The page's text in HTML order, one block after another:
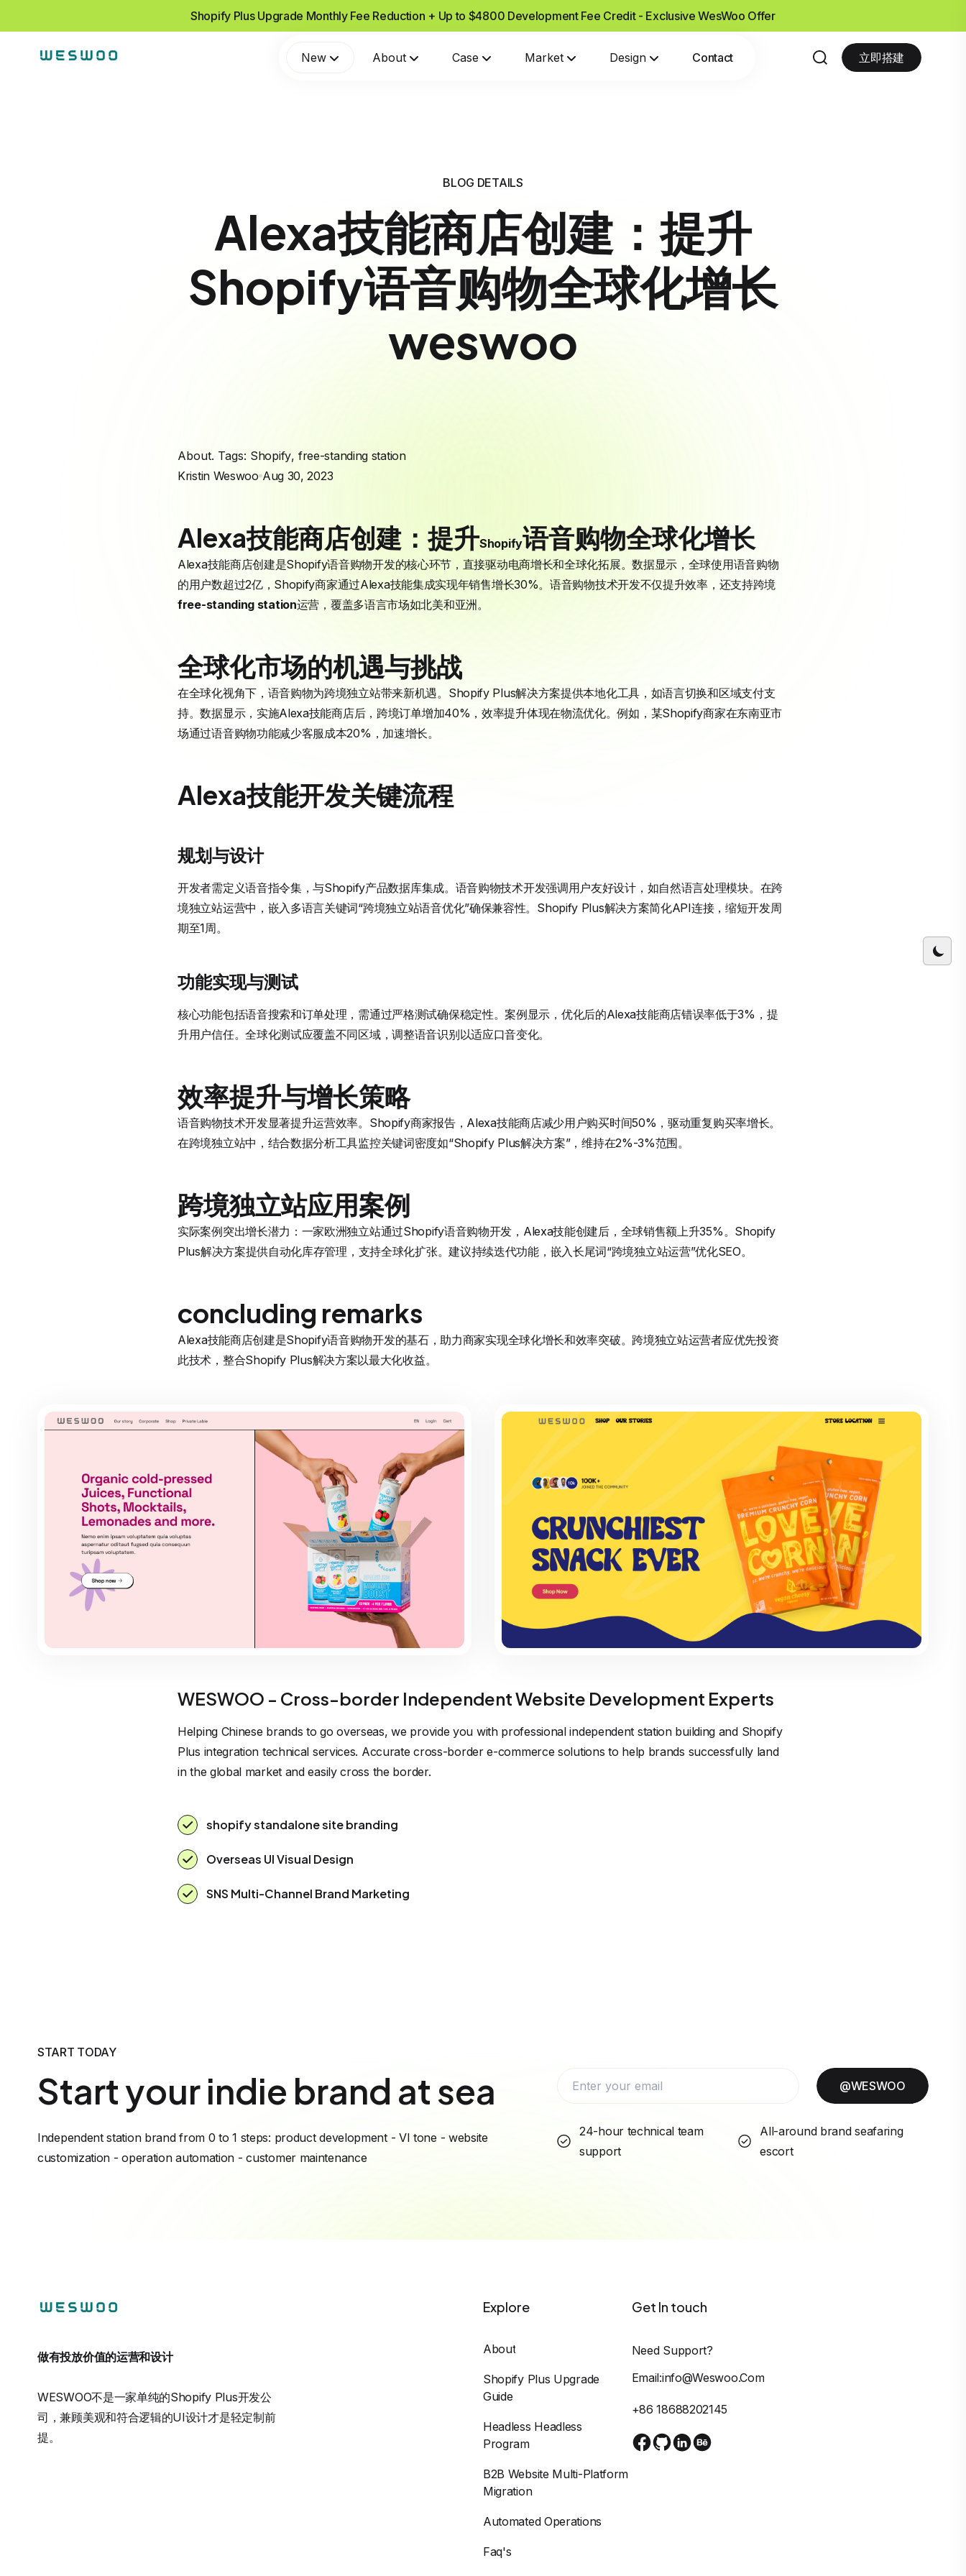
Shopify Plus Upgrade Monthly Fee Reduction + Up to $4800 Development Fee Credit - Exclusive WesWoo Offer
New About Case Market Design Contact 立即搭建
BLOG DETAILS
Alexa技能商店创建：提升
Shopify语音购物全球化增长
weswoo
About. Tags: Shopify, free-standing station
Kristin Weswoo Aug 30, 2023
Alexa技能商店创建：提升Shopify语音购物全球化增长
Alexa技能商店创建是Shopify语音购物开发的核心环节，直接驱动电商增长和全球化拓展。数据显示，全球使用语音购物
的用户数超过2亿，Shopify商家通过Alexa技能集成实现年销售增长30%。语音购物技术开发不仅提升效率，还支持跨境
free-standing station运营，覆盖多语言市场如北美和亚洲。
全球化市场的机遇与挑战
在全球化视角下，语音购物为跨境独立站带来新机遇。Shopify Plus解决方案提供本地化工具，如语言切换和区域支付支
持。数据显示，实施Alexa技能商店后，跨境订单增加40%，效率提升体现在物流优化。例如，某Shopify商家在东南亚市
场通过语音购物功能减少客服成本20%，加速增长。
Alexa技能开发关键流程
规划与设计
开发者需定义语音指令集，与Shopify产品数据库集成。语音购物技术开发强调用户友好设计，如自然语言处理模块。在跨
境独立站运营中，嵌入多语言关键词“跨境独立站语音优化”确保兼容性。Shopify Plus解决方案简化API连接，缩短开发周
期至1周。
功能实现与测试
核心功能包括语音搜索和订单处理，需通过严格测试确保稳定性。案例显示，优化后的Alexa技能商店错误率低于3%，提
升用户信任。全球化测试应覆盖不同区域，调整语音识别以适应口音变化。
效率提升与增长策略
语音购物技术开发显著提升运营效率。Shopify商家报告，Alexa技能商店减少用户购买时间50%，驱动重复购买率增长。
在跨境独立站中，结合数据分析工具监控关键词密度如“Shopify Plus解决方案”，维持在2%-3%范围。
跨境独立站应用案例
实际案例突出增长潜力：一家欧洲独立站通过Shopify语音购物开发，Alexa技能创建后，全球销售额上升35%。Shopify
Plus解决方案提供自动化库存管理，支持全球化扩张。建议持续迭代功能，嵌入长尾词“跨境独立站运营”优化SEO。
concluding remarks
Alexa技能商店创建是Shopify语音购物开发的基石，助力商家实现全球化增长和效率突破。跨境独立站运营者应优先投资
此技术，整合Shopify Plus解决方案以最大化收益。
WESWOO - Cross-border Independent Website Development Experts
Helping Chinese brands to go overseas, we provide you with professional independent station building and Shopify
Plus integration technical services. Accurate cross-border e-commerce solutions to help brands successfully land
in the global market and easily cross the border.
shopify standalone site branding
Overseas UI Visual Design
SNS Multi-Channel Brand Marketing
START TODAY
Start your indie brand at sea
Independent station brand from 0 to 1 steps: product development - VI tone - website
customization - operation automation - customer maintenance
@WESWOO
24-hour technical team
support
All-around brand seafaring
escort
做有投放价值的运营和设计
WESWOO不是一家单纯的Shopify Plus开发公
司，兼顾美观和符合逻辑的UI设计才是轻定制前
提。
Explore
About
Shopify Plus Upgrade
Guide
Headless Headless
Program
B2B Website Multi-Platform
Migration
Automated Operations
Faq's
Get In touch
Need Support?
Email:info@weswoo.com
+86 18688202145